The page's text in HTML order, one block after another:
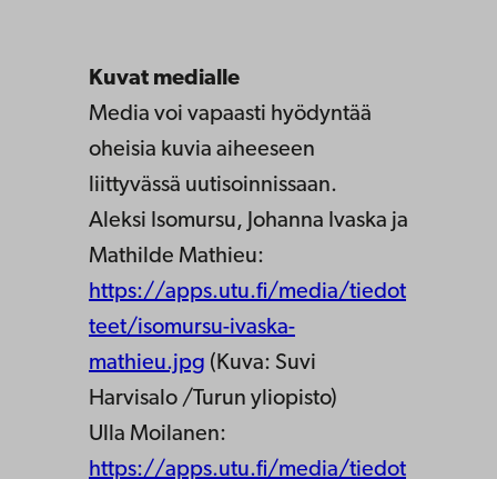
Kuvat medialle
Media voi vapaasti hyödyntää
oheisia kuvia aiheeseen
liittyvässä uutisoinnissaan.
Aleksi Isomursu, Johanna Ivaska ja
Mathilde Mathieu:
https://apps.utu.fi/media/tiedot
teet/isomursu-ivaska-
mathieu.jpg (Kuva: Suvi
Harvisalo /Turun yliopisto)
Ulla Moilanen:
https://apps.utu.fi/media/tiedot